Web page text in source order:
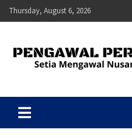
Skip
to
Thursday, August 6, 2026
Pengawal